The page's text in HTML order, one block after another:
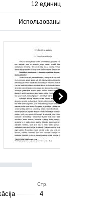
12 единиц
Использованы
Стр.
4